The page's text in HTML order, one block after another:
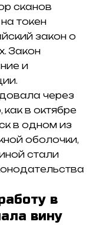
сканов
токен
закон о
Закон
и
через
как в октябре
в одном из
оболочки,
стали
в
вину